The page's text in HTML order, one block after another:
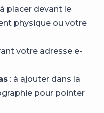
à placer devant le
physique ou votre
votre adresse e-
: à ajouter dans la
pour pointer